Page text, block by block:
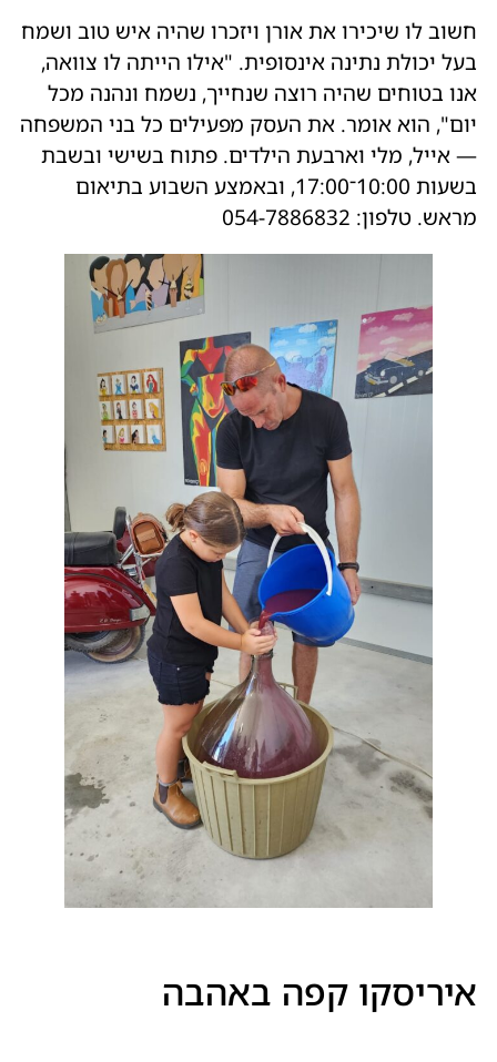
חשוב לו שיכירו את אורן ויזכרו שהיה איש טוב ושמח
בעל יכולת נתינה אינסופית. "אילו הייתה לו צוואה,
אנו בטוחים שהיה רוצה שנחייך, נשמח ונהנה מכל
יום", הוא אומר. את העסק מפעילים כל בני המשפחה
— אייל, מלי וארבעת הילדים. פתוח בשישי ובשבת
בשעות 10:00־17:00, ובאמצע השבוע בתיאום
מראש. טלפון: 054-7886832
איריסקו קפה באהבה